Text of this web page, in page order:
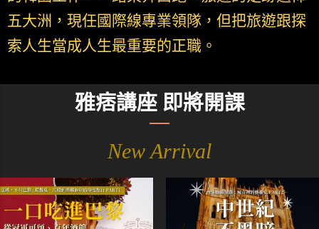
五大洲，現任國際線專業領隊，但把旅遊跟探
索人生當成人生最重要的正職。
雅痞講座 即將開課
New Arrival